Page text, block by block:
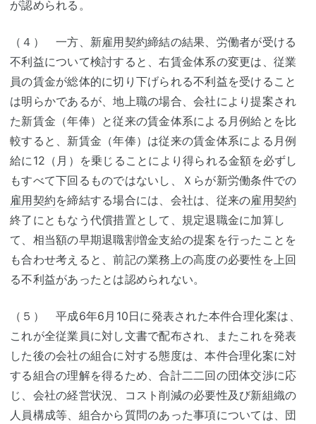
が認められる。
（４） 一方、新雇用契約締結の結果、労働者が受ける
不利益について検討すると、右賃金体系の変更は、従業
員の賃金が総体的に切り下げられる不利益を受けること
は明らかであるが、地上職の場合、会社により提案され
た新賃金（年俸）と従来の賃金体系による月例給とを比
較すると、新賃金（年俸）は従来の賃金体系による月例
給に12（月）を乗じることにより得られる金額を必ずし
もすべて下回るものではないし、Ｘらが新労働条件での
雇用契約を締結する場合には、会社は、従来の雇用契約
終了にともなう代償措置として、規定退職金に加算し
て、相当額の早期退職割増金支給の提案を行ったことを
も合わせ考えると、前記の業務上の高度の必要性を上回
る不利益があったとは認められない。
（５） 平成6年6月10日に発表された本件合理化案は、
これが全従業員に対し文書で配布され、またこれを発表
した後の会社の組合に対する態度は、本件合理化案に対
する組合の理解を得るため、合計二二回の団体交渉に応
じ、会社の経営状況、コスト削減の必要性及び新組織の
人員構成等、組合から質問のあった事項については、団